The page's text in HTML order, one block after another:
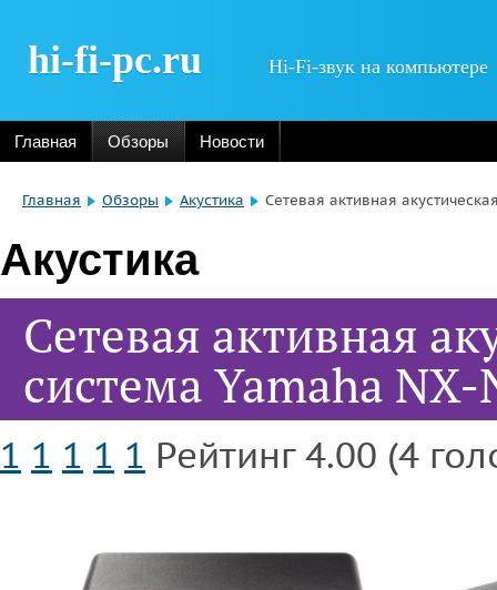
hi-fi-pc.ru Hi-Fi-звук на компьютере
Главная Обзоры Новости
Главная Обзоры Акустика Сетевая активная
Акустика
Сетевая активная
система Yamaha NX-
1 1 1 1 1 Рейтинг 4.00 (4